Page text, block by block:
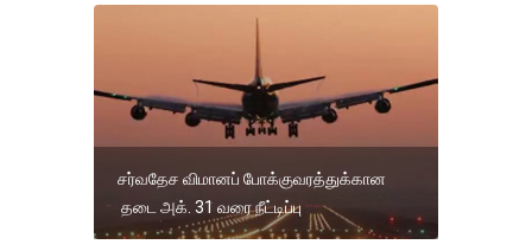
சர்வதேச விமானப் போக்குவரத்துக்கான
தடை அக். 31 வரை நீட்டிப்பு